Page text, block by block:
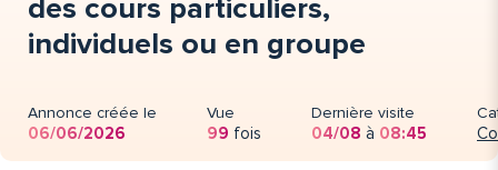
des cours particuliers,
individuels ou en groupe
Annonce créée le
06/06/2026
Vue
99 fois
Dernière visite
04/08 à 08:45